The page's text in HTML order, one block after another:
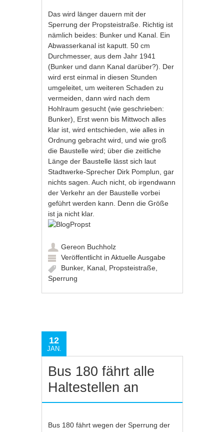
Das wird länger dauern mit der
Sperrung der Propsteistraße. Richtig ist
nämlich beides: Bunker und Kanal. Ein
Abwasserkanal ist kaputt. 50 cm
Durchmesser, aus dem Jahr 1941
(Bunker und dann Kanal darüber?). Der
wird erst einmal in diesen Stunden
umgeleitet, um weiteren Schaden zu
vermeiden, dann wird nach dem
Hohlraum gesucht (wie geschrieben:
Bunker), Erst wenn bis Mittwoch alles
klar ist, wird entschieden, wie alles in
Ordnung gebracht wird, und wie groß
die Baustelle wird; über die zeitliche
Länge der Baustelle lässt sich laut
Stadtwerke-Sprecher Dirk Pomplun, gar
nichts sagen. Auch nicht, ob irgendwann
der Verkehr an der Baustelle vorbei
geführt werden kann. Denn die Größe
ist ja nicht klar.
Gereon Buchholz
Veröffentlicht inAktuelle Ausgabe
Bunker, Kanal Propsteistraße
Sperrung
12
JAN.
Bus 180 fährt alle
Haltestellen an
Bus 180 fährt wegen der Sperrung der